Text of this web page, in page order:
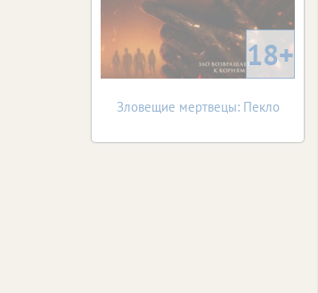
18+
Зловещие мертвецы: Пекло